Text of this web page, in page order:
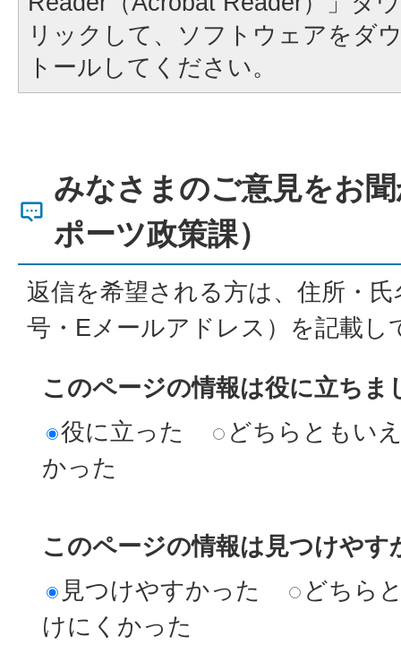
リックして、ソフトウェアをダ
トールしてください。
みなさまのご意見をお
ポーツ政策課）
返信を希望される方は、住所・
号・Eメールアドレス）を記載し
このページの情報は役に立ちま
役に立った
どちらともい
かった
このページの情報は見つけやす
見つけやすかった
どちら
けにくかった